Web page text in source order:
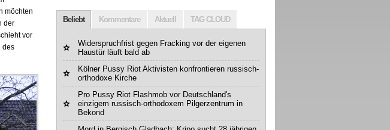
möchten
der
vor
des
Beliebt Kommentare Aktuell TAG CLOUD
Widerspruchfrist gegen Fracking vor der eigenen
Haustür läuft bald ab
Kölner Pussy Riot Aktivisten konfrontieren russisch-
orthodoxe Kirche
Pro Pussy Riot Flashmob vor Deutschland's
einzigem russisch-orthodoxem Pilgerzentrum in
Bekond